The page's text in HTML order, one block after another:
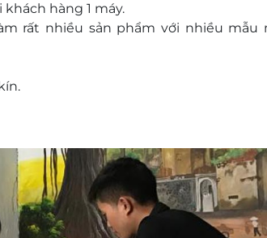
hàng 1 máy.
rất nhiều sản phẩm với nhiều mẫu